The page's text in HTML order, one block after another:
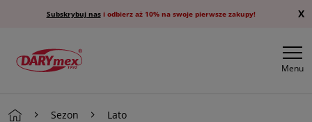
Subskrybuj nasi odbierz aż 10% na swoje pierwsze zakupy! X
Menu
Sezon Lato